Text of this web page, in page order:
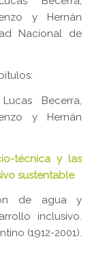
y Hernán
Nacional de
Becerra,
y Hernán
técnica y las
sustentable
de agua y
inclusivo.
(1912-2001).